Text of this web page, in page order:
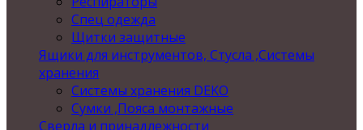
Спец одежда
Щитки защитные
Ящики для инструментов, Стусла ,Системы
хранения
Системы хранения DEKO
Сумки ,Пояса монтажные
Сверла и принадлежности